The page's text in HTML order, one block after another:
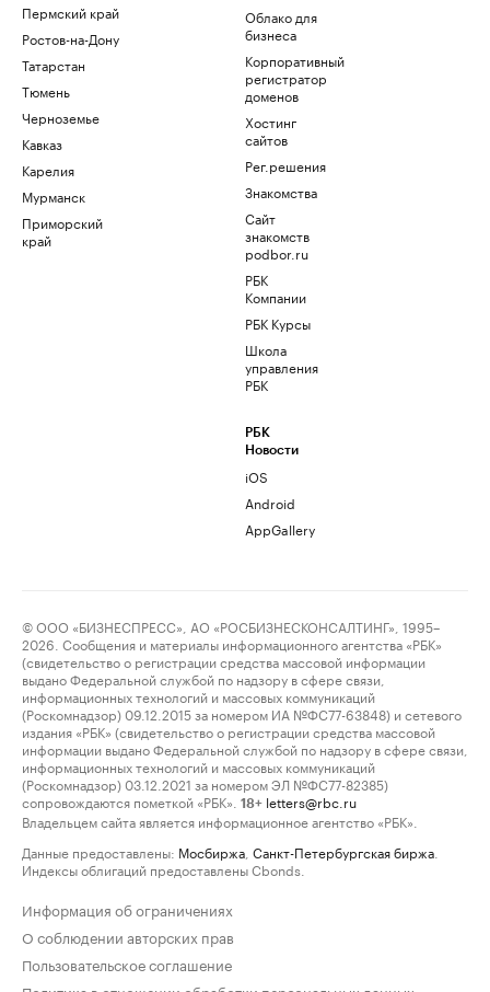
Пермский край
Ростов-на-Дону
Татарстан
Тюмень
Черноземье
Кавказ
Карелия
Мурманск
Приморский
край
Облако для
бизнеса
Корпоративный
регистратор
доменов
Хостинг
сайтов
Рег.решения
Знакомства
Сайт
знакомств
podbor.ru
РБК
Компании
РБК Курсы
Школа
управления
РБК
РБК
Новости
iOS
Android
AppGallery
© ООО «БИЗНЕСПРЕСС», АО «РОСБИЗНЕСКОНСАЛТИНГ», 1995–
2026. Сообщения и материалы информационного агентства «РБК»
(свидетельство о регистрации средства массовой информации
выдано Федеральной службой по надзору в сфере связи,
информационных технологий и массовых коммуникаций
(Роскомнадзор) 09.12.2015 за номером ИА №ФС77-63848) и сетевого
издания «РБК» (свидетельство о регистрации средства массовой
информации выдано Федеральной службой по надзору в сфере связи,
информационных технологий и массовых коммуникаций
(Роскомнадзор) 03.12.2021 за номером ЭЛ №ФС77-82385)
сопровождаются пометкой «РБК».
18+ letters@rbc.ru
Владельцем сайта является информационное агентство «РБК».
Данные предоставлены: Мосбиржа Санкт-Петербургская биржа
Индексы облигаций предоставлены Cbonds.
Информация об ограничениях
О соблюдении авторских прав
Пользовательское соглашение